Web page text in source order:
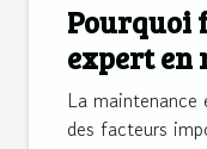
Pourquoi
expert en
façade?
La
des facteurs